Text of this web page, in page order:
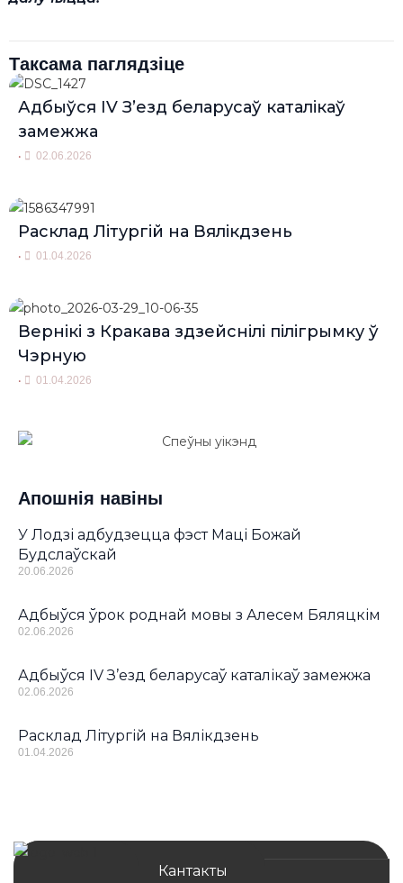
Таксама паглядзіце
Адбыўся IV З’езд беларусаў каталікаў
замежжа
• 02.06.2026
Расклад Літургій на Вялікдзень
• 01.04.2026
Вернікі з Кракава здзейснілі пілігрымку ў
Чэрную
• 01.04.2026
Апошнія навіны
У Лодзі адбудзецца фэст Маці Божай
Будслаўскай
20.06.2026
Адбыўся ўрок роднай мовы з Алесем Бяляцкім
02.06.2026
Адбыўся IV З’езд беларусаў каталікаў замежжа
02.06.2026
Расклад Літургій на Вялікдзень
01.04.2026
Кантакты